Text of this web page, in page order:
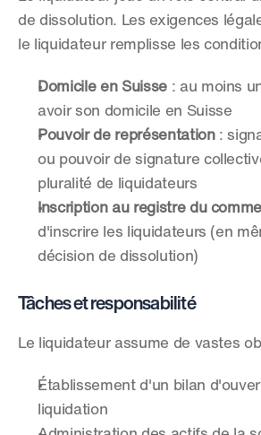
de dissolution. Les exigences
le liquidateur remplisse les
Domicile en Suisse : au moins
avoir son domicile en Suisse
Pouvoir de représentation :
ou pouvoir de signature
pluralité de liquidateurs
Inscription au registre du
d'inscrire les liquidateurs (en
décision de dissolution)
Tâches et responsabilité
Le liquidateur assume de vastes
Établissement d'un bilan
liquidation